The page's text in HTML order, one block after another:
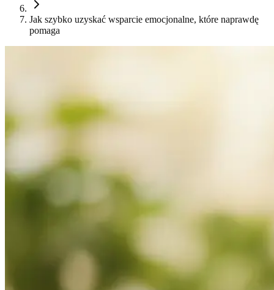
Jak szybko uzyskać wsparcie emocjonalne, które naprawdę
pomaga